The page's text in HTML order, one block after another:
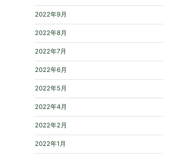
2022年9月
2022年8月
2022年7月
2022年6月
2022年5月
2022年4月
2022年2月
2022年1月